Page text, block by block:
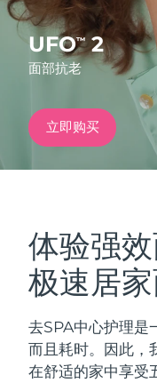
UFO™2
面部抗老
立即购买
体验强
极速居
去SPA中心护理是
而且耗时。因此，
在舒适的家中享受
特别优惠
红光疗法
Anti-
法国
德国
加拿大
奥地利
巴林
比利时
百慕大